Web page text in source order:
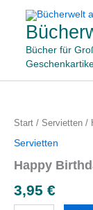
springen
Bücher für
Start / Servietten /
Servietten
Happy
3,95 €